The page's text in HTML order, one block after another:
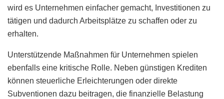
wird es Unternehmen einfacher gemacht, Investitionen zu
tätigen und dadurch Arbeitsplätze zu schaffen oder zu
erhalten.
Unterstützende Maßnahmen für Unternehmen spielen
ebenfalls eine kritische Rolle. Neben günstigen Krediten
können steuerliche Erleichterungen oder direkte
Subventionen dazu beitragen, die finanzielle Belastung